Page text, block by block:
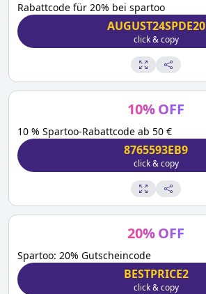
Rabattcode für 20% bei spartoo
AUGUST24SPDE20
click & copy
10%OFF
10 % Spartoo-Rabattcode ab 50 €
8765593EB9
click & copy
20%OFF
Spartoo: 20% Gutscheincode
BESTPRICE2
click & copy